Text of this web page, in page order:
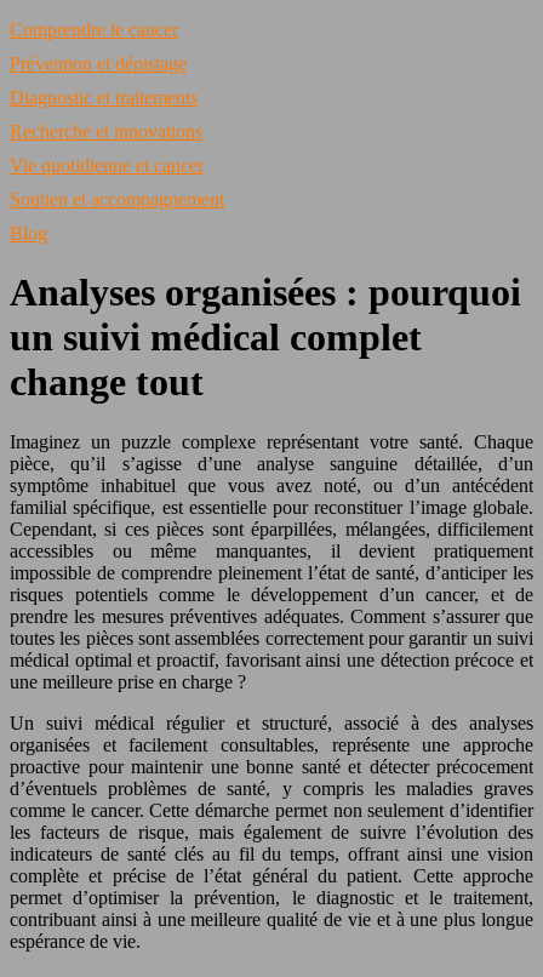
Comprendre le cancer
Prévention et dépistage
Diagnostic et traitements
Recherche et innovations
Vie quotidienne et cancer
Soutien et accompagnement
Blog
Analyses organisées : pourquoi
un suivi médical complet
change tout
Imaginez un puzzle complexe représentant votre santé. Chaque
pièce, qu’il s’agisse d’une analyse sanguine détaillée, d’un
symptôme inhabituel que vous avez noté, ou d’un antécédent
familial spécifique, est essentielle pour reconstituer l’image globale.
Cependant, si ces pièces sont éparpillées, mélangées, difficilement
accessibles ou même manquantes, il devient pratiquement
impossible de comprendre pleinement l’état de santé, d’anticiper les
risques potentiels comme le développement d’un cancer, et de
prendre les mesures préventives adéquates. Comment s’assurer que
toutes les pièces sont assemblées correctement pour garantir un suivi
médical optimal et proactif, favorisant ainsi une détection précoce et
une meilleure prise en charge ?
Un suivi médical régulier et structuré, associé à des analyses
organisées et facilement consultables, représente une approche
proactive pour maintenir une bonne santé et détecter précocement
d’éventuels problèmes de santé, y compris les maladies graves
comme le cancer. Cette démarche permet non seulement d’identifier
les facteurs de risque, mais également de suivre l’évolution des
indicateurs de santé clés au fil du temps, offrant ainsi une vision
complète et précise de l’état général du patient. Cette approche
permet d’optimiser la prévention, le diagnostic et le traitement,
contribuant ainsi à une meilleure qualité de vie et à une plus longue
espérance de vie.